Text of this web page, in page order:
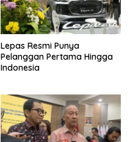
Lepas Resmi Punya
Pelanggan Pertama Hingga
Indonesia